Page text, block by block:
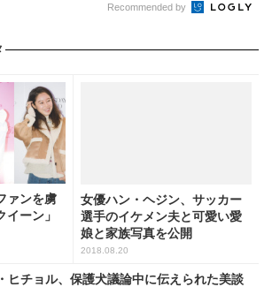
Recommended by
ァンを虜
ーン」
女優ハン・ヘジン、サッカー
選手のイケメン夫と可愛い愛
娘と家族写真を公開
2018.08.20
ヒチョル、保護犬議論中に伝えられた美談